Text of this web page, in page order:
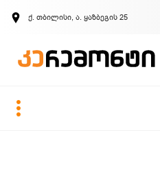
ქ. თბილისი, ა. ყაზბეგის 25
ზარის მოთხოვნა